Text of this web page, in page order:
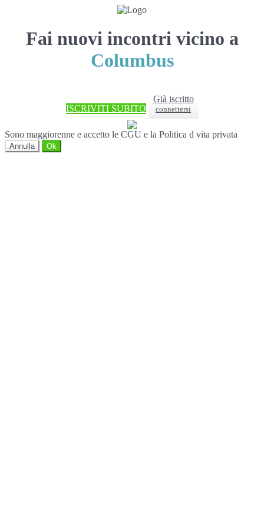
Fai nuovi incontri vicino a
Columbus
ISCRIVITI SUBITO
Già iscritto
connettersi
Sono maggiorenne e accetto le CGU e la Politica d vita privata
Annulla Ok